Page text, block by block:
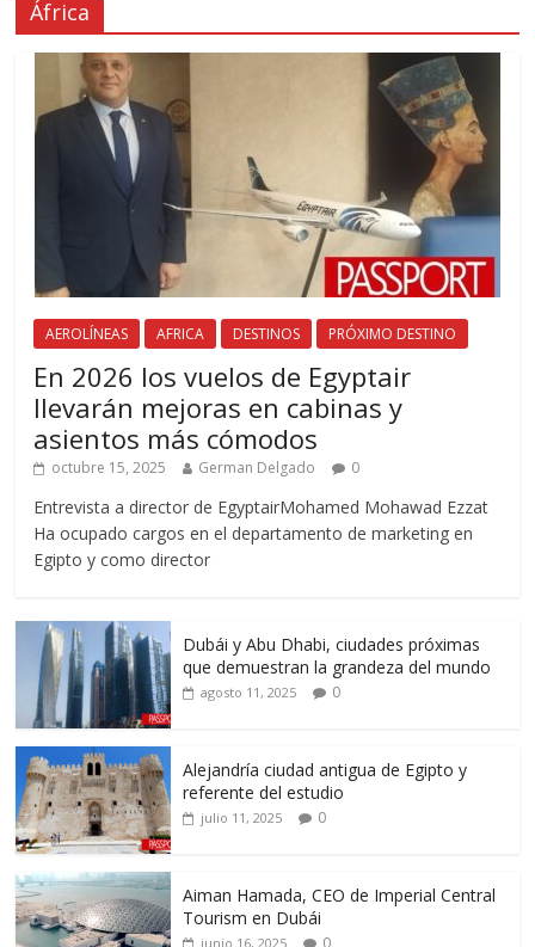
África
AEROLÍNEAS AFRICA DESTINOS PRÓXIMO DESTINO
En 2026 los vuelos de Egyptair
llevarán mejoras en cabinas y
asientos más cómodos
octubre 15, 2025 German Delgado 0
Entrevista a director de EgyptairMohamed Mohawad Ezzat
Ha ocupado cargos en el departamento de marketing en
Egipto y como director
Dubái y Abu Dhabi, ciudades próximas
que demuestran la grandeza del mundo
agosto 11, 2025 0
Alejandría ciudad antigua de Egipto y
referente del estudio
julio 11, 2025 0
Aiman Hamada, CEO de Imperial Central
Tourism en Dubái
junio 16, 2025